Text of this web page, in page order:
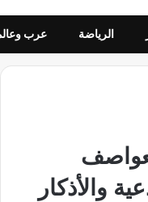
الرياضة عرب
والأذكار